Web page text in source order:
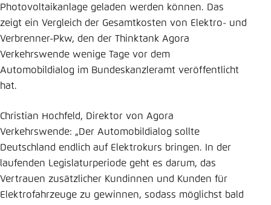
Photovoltaikanlage geladen werden können. Das
zeigt ein Vergleich der Gesamtkosten von Elektro- und
Verbrenner-Pkw, den der Thinktank Agora
Verkehrswende wenige Tage vor dem
Automobildialog im Bundeskanzleramt veröffentlicht
hat.
Christian Hochfeld, Direktor von Agora
Verkehrswende: „Der Automobildialog sollte
Deutschland endlich auf Elektrokurs bringen. In der
laufenden Legislaturperiode geht es darum, das
Vertrauen zusätzlicher Kundinnen und Kunden für
Elektrofahrzeuge zu gewinnen, sodass möglichst bald